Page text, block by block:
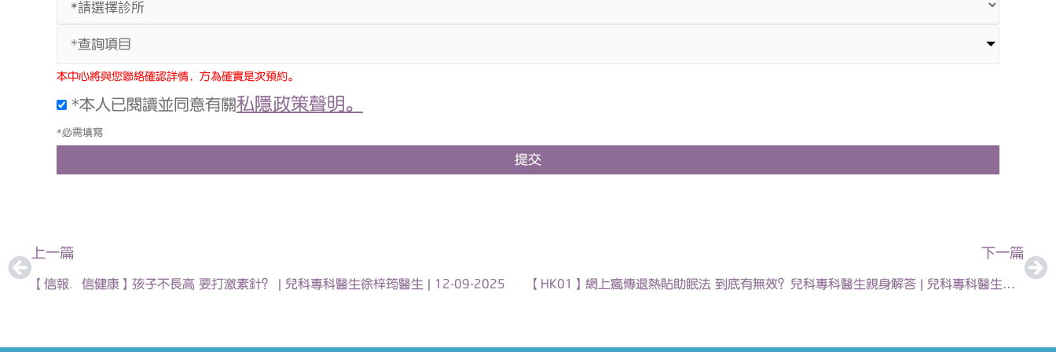
*查詢項目
本中心將與您聯絡確認詳情，方為確實是次預約。
*本人已閱讀並同意有關私隱政策聲明。
*必需填寫
提交
上一篇
【信報．信健康】孩子不長高 要打激素針？ | 兒科專科醫生徐梓筠醫生 | 12-09-2025
下一篇
【HK01】網上瘋傳退熱貼助眠法 到底有無效？兒科專科醫生親身解答 | 兒科專科醫生陳欣永醫生 | 2025-10-15